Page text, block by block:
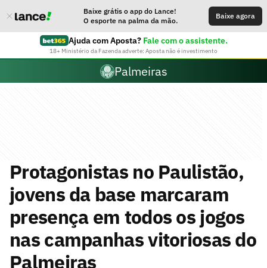
Baixe grátis o app do Lance!
O esporte na palma da mão.
Baixe agora
Ajuda com Aposta? Fale com o assistente.
18+ Ministério da Fazenda adverte: Aposta não é investimento
Palmeiras
Protagonistas no Paulistão,
jovens da base marcaram
presença em todos os jogos
nas campanhas vitoriosas do
Palmeiras